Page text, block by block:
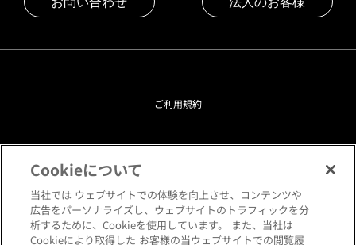
ご利用規約
プライバシーポリシー
クッキーポリシー
閲覧環境について
Cookieについて
当社では ウェブサイトでの体験を向上させ、コンテンツや
広告をパーソナライズし、ウェブサイトのトラフィックを分
析するために、Cookieを使用しています。 また、当社は
Cookieにより取得した お客様の当ウェブサイトでの閲覧履